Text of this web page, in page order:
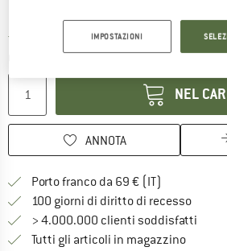
Tempi di consegna: 3-5 giorni lavorativi
Il link
NEL
ANNOTA
Porto franco da 69 € (IT)
100 giorni di diritto di recessoVai
> 4.000.000 clienti soddisfatti
Tutti gli articoli in magazzino
IMPOSTAZIONI